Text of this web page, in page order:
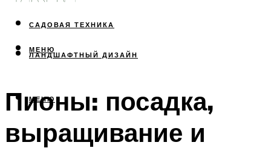
САДОВАЯ ТЕХНИКА
ЛАНДШАФТНЫЙ ДИЗАЙН
МЕНЮ
МЕНЮ
Пионы: посадка,
выращивание и